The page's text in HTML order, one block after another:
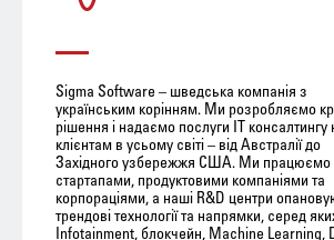
Sigma Software – шведська компанія з
українським корінням. Ми розробляємо
рішення і надаємо послуги ІТ
клієнтам в усьому світі – від Австралії до
Західного узбережжя США. Ми працюємо
стартапами, продуктовими компаніями та
корпораціями, а наші R&D центри
трендові технології та напрямки, серед
Infotainment, блокчейн, Machine Learning,